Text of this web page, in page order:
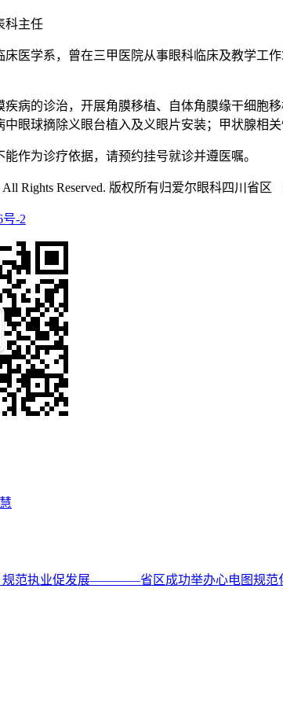
科主任
床医学系，曾在三甲医院从事眼科临床及教学工
疾病的诊治，开展角膜移植、自体角膜缘干细胞
眼球摘除义眼台植入及义眼片安装；甲状腺相
作为诊疗依据，请预约挂号就诊并遵医嘱。
Rights Reserved. 版权所有归爱尔眼科四川省区
号-2
规范执业促发展————省区成功举办心电图规范